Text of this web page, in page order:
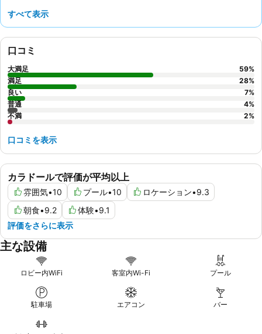
れており、
すべて表示
カラドールで評価が平均以上
雰囲気•10 プール•10 ロケーション•9.3
朝食•9.2 体験•9.1
評価をさらに表示
口コミ
大満足 59%
満足
28%
良い
7%
普通
4%
不満
2%
口コミを表示
主な設備
ロビー内WiFi 客室内Wi-Fi プール
駐車場 エアコン バー